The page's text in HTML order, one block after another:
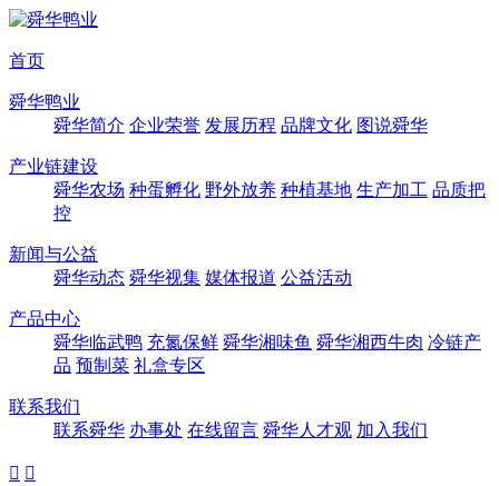
首页
舜华鸭业
舜华简介 企业荣誉 发展历程 品牌文化 图说舜华
产业链建设
舜华农场 种蛋孵化 野外放养 种植基地 生产加工 品质把
控
新闻与公益
舜华动态 舜华视集 媒体报道 公益活动
产品中心
舜华临武鸭 充氮保鲜 舜华湘味鱼 舜华湘西牛肉 冷链产
品 预制菜 礼盒专区
联系我们
联系舜华 办事处 在线留言 舜华人才观 加入我们
 